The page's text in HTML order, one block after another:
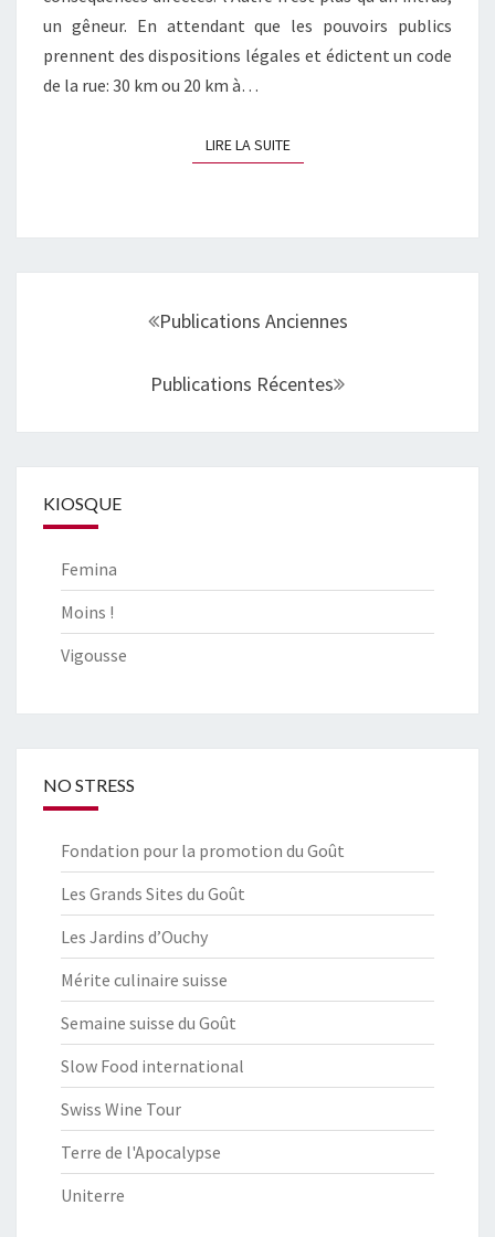
un gêneur. En attendant que les pouvoirs publics
prennent des dispositions légales et édictent un code
de la rue: 30 km ou 20 km à…
LIRE LA SUITELIRE LA SUITE
Publications Anciennes
Publications Récentes
KIOSQUE
Femina
Moins !
Vigousse
NO STRESS
Fondation pour la promotion du Goût
Les Grands Sites du Goût
Les Jardins d’Ouchy
Mérite culinaire suisse
Semaine suisse du Goût
Slow Food international
Swiss Wine Tour
Terre de l'Apocalypse
Uniterre